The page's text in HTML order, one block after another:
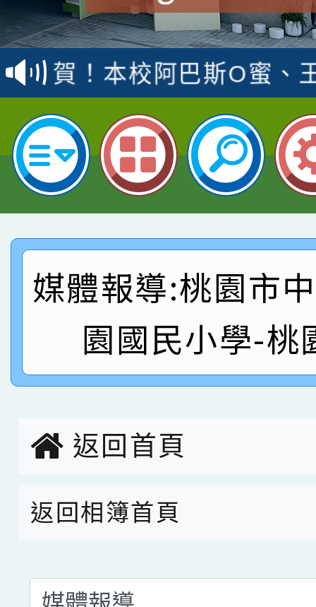
賀！本校參加桃園市中
賽 洪綺君教師榮獲社
名
賀！本校阿巴斯O蜜、
倩參加桃園市科展 國
名 指導老師王老師、
賀！本校四年二班張O
園市英語競賽國小朗讀
指導老師林老師
賀！本校參加桃園市中
賽 劉文瑛教師榮獲教
賀！本校參與2026世
創客第三名。
賽 洪綺君教師榮獲社
名
賀！本校阿巴斯O蜜、
倩參加桃園市科展 國
名 指導老師王老師、
賀！本校四年二班張O
園市英語競賽國小朗
指導老師林老師
賀！本校參加桃園市中
賽 劉文瑛教師榮獲教
臺灣台語-第二名
賀！本校參與2026世
市賽榮獲科學小創客佳
媒體報導:桃園市
園國民小學-桃
返回首頁
返回相簿首頁